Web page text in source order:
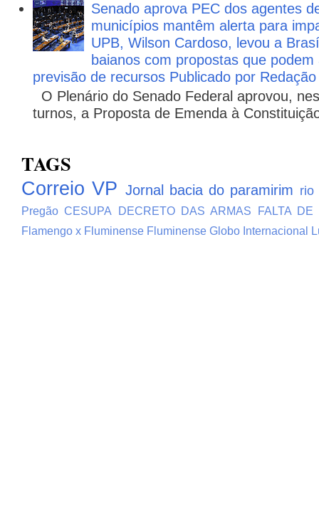
Senado aprova PEC dos agentes
municípios mantêm alerta para
UPB, Wilson Cardoso, levou a
baianos com propostas que
previsão de recursos Publicado por
O Plenário do Senado Federal aprovou,
turnos, a Proposta de Emenda à
TAGS
Correio VP Jornal bacia do paramirim rio
Pregão CESUPA DECRETO DAS ARMAS
FALTA DE
Flamengo x Fluminense Fluminense Globo Internacional